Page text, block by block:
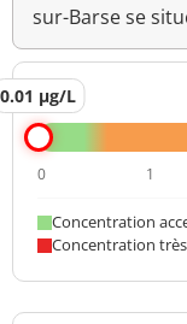
sur-Barse se
0.01 µg/L
0 1
Concentration
Concentration